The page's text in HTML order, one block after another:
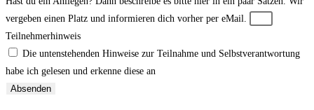
vergeben einen Platz und informieren dich vorher per eMail.
Teilnehmerhinweis
Die untenstehenden Hinweise zur Teilnahme und Selbstverantwortung
habe ich gelesen und erkenne diese an
Absenden